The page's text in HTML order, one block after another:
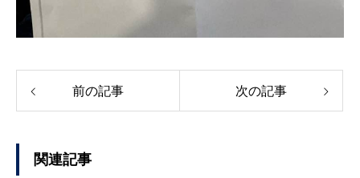
前の記事 次の記事
関連記事